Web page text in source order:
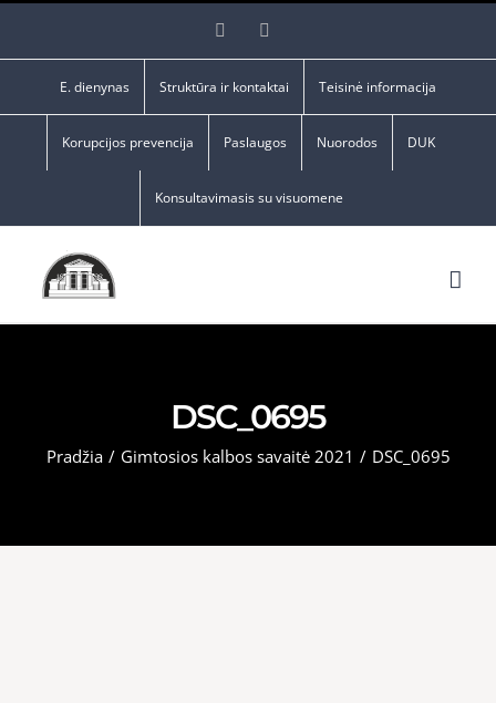
Facebook
E. dienynas Struktūra ir kontaktai Teisinė informacija
Korupcijos prevencija Paslaugos Nuorodos DUK
Konsultavimasis su visuomene
DSC_0695
Pradžia / Gimtosios kalbos savaitė 2021 / DSC_0695